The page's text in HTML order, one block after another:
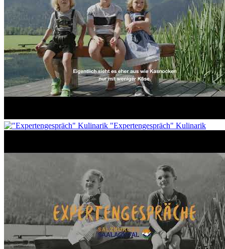
"Expertengespräch" Kulinarik